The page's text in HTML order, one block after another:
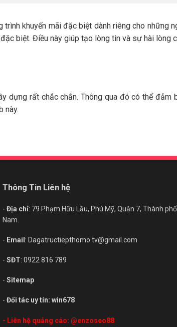
khuyến mãi đặc biệt dành riêng cho những
biệt. Điều này giúp tạo lòng tin và sự hài lòng
dựng rất chắc chắn. Thông qua đó có thể
này.
Thông Tin Liên hệ
-Địa chỉ: 79 Phạm Hữu Lầu, Phú Mỹ, Quận 7, Thành
Nam.
- Email : Dagatructiepthomo.tv@gmail.com
-SĐT: 0922 816 789
-Sitemap
-Đối tác uy tín:win678
- Liên hệ quảng cáo:@enzoseo88